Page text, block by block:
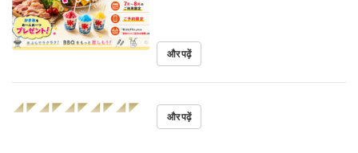
और पढ़ें
◢◤◢◤◢◤◢◤◢◤
और पढ़ें